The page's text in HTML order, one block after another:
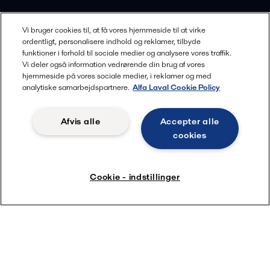
alfalaval.com
Social
Facebook
LinkedIn
YouTube
Vi bruger cookies til, at få vores hjemmeside til at virke
ordentligt, personalisere indhold og reklamer, tilbyde
funktioner i forhold til sociale medier og analysere vores traffik.
Vi deler også information vedrørende din brug af vores
hjemmeside på vores sociale medier, i reklamer og med
analytiske samarbejdspartnere. Alfa Laval Cookie Policy
Accepter alle
cookies
Afvis alle
Cookie - indstillinger